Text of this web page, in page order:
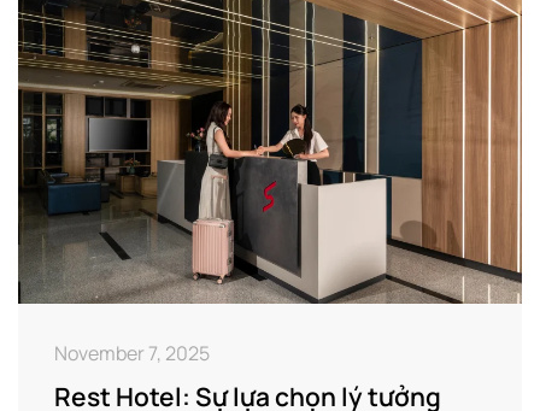
November 7, 2025
Rest Hotel: Sự lựa chọn lý tưởng